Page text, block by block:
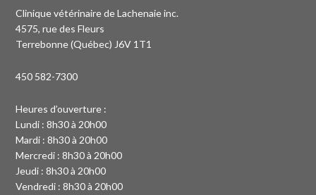
Clinique vétérinaire de Lachenaie inc.
4575, rue des Fleurs
Terrebonne (Québec) J6V 1T1
450 582-7300
Heures d’ouverture :
Lundi : 8h30 à 20h00
Mardi : 8h30 à 20h00
Mercredi : 8h30 à 20h00
Jeudi : 8h30 à 20h00
Vendredi : 8h30 à 20h00